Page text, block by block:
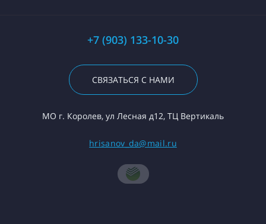
+7 (903) 133-10-30
СВЯЗАТЬСЯ С НАМИ
МО г. Королев, ул Лесная д12, ТЦ Вертикаль
hrisanov_da@mail.ru